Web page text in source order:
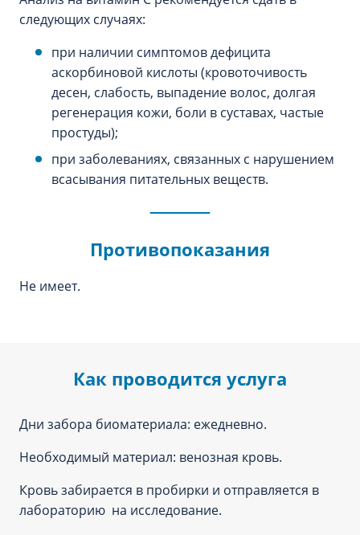
следующих случаях:
при наличии симптомов дефицита
аскорбиновой кислоты (кровоточивость
десен, слабость, выпадение волос, долгая
регенерация кожи, боли в суставах, частые
простуды);
при заболеваниях, связанных с нарушением
всасывания питательных веществ.
Противопоказания
Не имеет.
Как проводится услуга
Дни забора биоматериала: ежедневно.
Необходимый материал: венозная кровь.
Кровь забирается в пробирки и отправляется в
лабораторию на исследование.